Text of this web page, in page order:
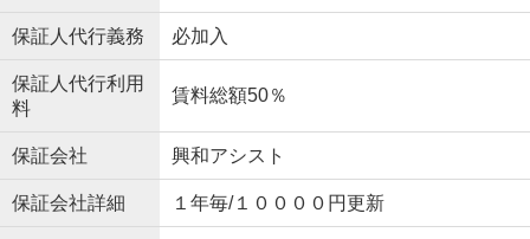
保証人代行義務 必加入
保証人代行利用
料
賃料総額50％
保証会社 興和アシスト
保証会社詳細 １年毎/１００００円更新